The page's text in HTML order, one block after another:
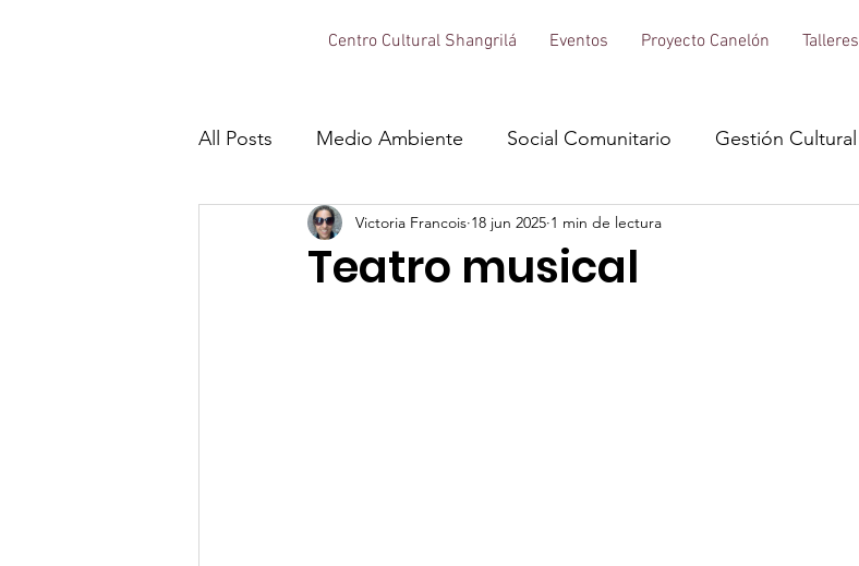
Centro Cultural Shangrilá Eventos Proyecto Canelón Talleres
All Posts Medio Ambiente Social Comunitario Gestión Cultural
Teatro musical
Victoria Francois 18 jun 2025 1 min de lectura